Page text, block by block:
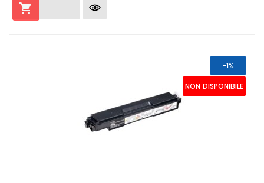

NON DISPONIBILE
-1%